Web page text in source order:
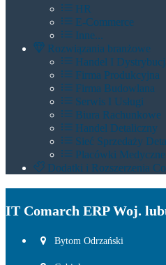
HR
E-Commerce
Inne...
Rozwiązania branżowe
Handel I
Firma Produkcyjna
Firma Budowlana
Serwis I Usługi
Biura Rachunkowe
Handel Detaliczny
Sieć Sprzedaży
Placówki Medyczne
Dodatki i Rozszerzenia
IT Comarch ERP Woj.
Bytom Odrzański